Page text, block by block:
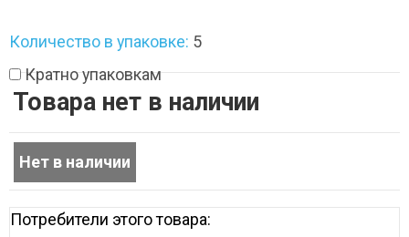
Количество в упаковке: 5
Кратно упаковкам
Товара нет в наличии
Потребители этого товара: